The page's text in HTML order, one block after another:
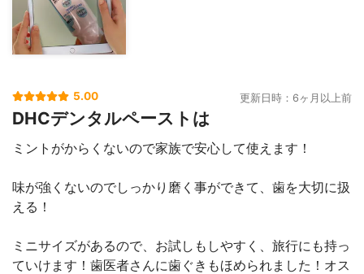
5.00 更新日時：6ヶ月以上前
DHCデンタルペーストは
ミントがからくないので家族で安心して使えます！
味が強くないのでしっかり磨く事ができて、歯を大切に扱
える！
ミニサイズがあるので、お試しもしやすく、旅行にも持っ
ていけます！歯医者さんに歯ぐきもほめられました！オス